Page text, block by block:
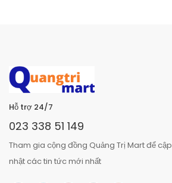
Hỗ trợ 24/7
023 338 51 149
Tham gia cộng đồng Quảng Trị Mart để cập
nhật các tin tức mới nhất